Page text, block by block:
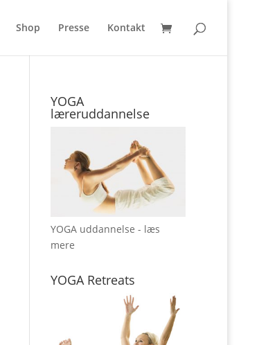
Shop Presse Kontakt
YOGA
læreruddannelse
YOGA uddannelse - læs
mere
YOGA Retreats